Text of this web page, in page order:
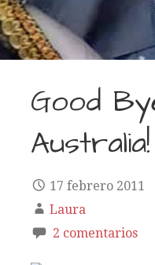
Good
Australia!
17 febrero 2011
Laura
2 comentarios